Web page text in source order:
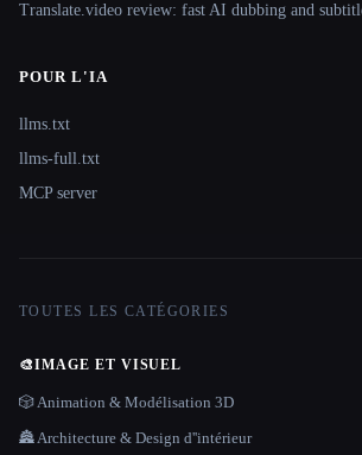
Translate.video review: fast AI dubbing and
POUR L'IA
llms.txt
llms-full.txt
MCP server
TOUTES LES CATÉGORIES
🎨IMAGE ET VISUEL
🎲 Animation & Modélisation 3D
🏯 Architecture & Design d''intérieur